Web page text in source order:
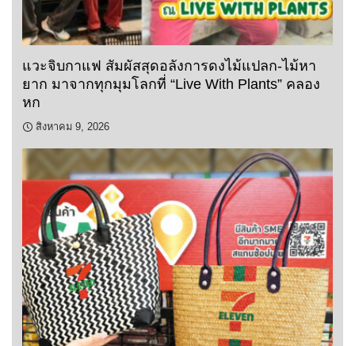
แวะจิบกาแฟ สัมผัสสุดอลังการดงไม้แปลก-ไม้หา
ยาก มาจากทุกมุมโลกที่ “Live With Plants” คลอง
หก
สิงหาคม 9, 2026